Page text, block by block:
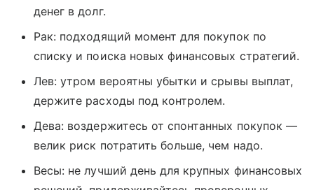
денег в долг.
Рак: подходящий момент для покупок по
списку и поиска новых финансовых стратегий.
Лев: утром вероятны убытки и срывы выплат,
держите расходы под контролем.
Дева: воздержитесь от спонтанных покупок —
велик риск потратить больше, чем надо.
Весы: не лучший день для крупных финансовых